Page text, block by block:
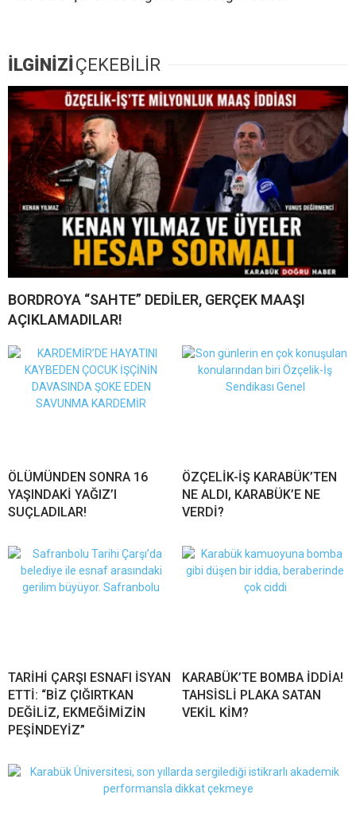
İLGİNİZİÇEKEBİLİR
BORDROYA “SAHTE” DEDİLER, GERÇEK MAAŞI
AÇIKLAMADILAR!
ÖLÜMÜNDEN SONRA 16
YAŞINDAKİ YAĞIZ’I
SUÇLADILAR!
ÖZÇELİK-İŞ KARABÜK’TEN
NE ALDI, KARABÜK’E NE
VERDİ?
TARİHİ ÇARŞI ESNAFI İSYAN
ETTİ: “BİZ ÇIĞIRTKAN
DEĞİLİZ, EKMEĞİMİZİN
PEŞİNDEYİZ”
KARABÜK’TE BOMBA İDDİA!
TAHSİSLİ PLAKA SATAN
VEKİL KİM?